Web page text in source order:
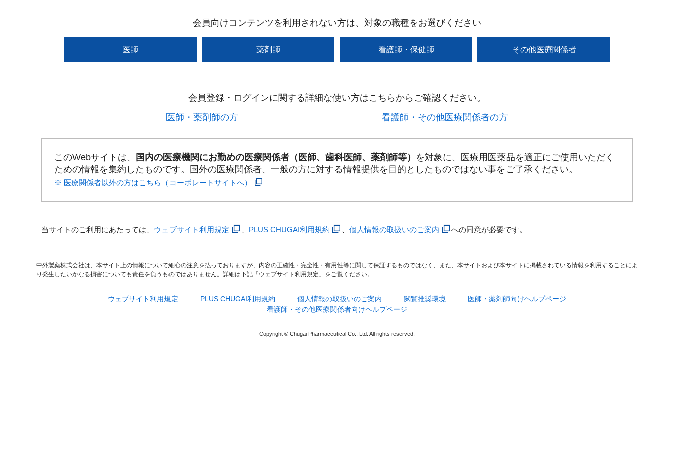
会員向けコンテンツを利用されない方は、対象の職種をお選びください
医師 薬剤師 看護師・保健師 その他医療関係者
会員登録・ログインに関する詳細な使い方はこちらからご確認ください。​
医師・薬剤師の方​
看護師・その他医療関係者の方​
このWebサイトは、 国内の医療機関にお勤めの医療関係者（医師、歯科医師、薬剤師等） を対象に、医療用医薬品を適正にご使用いただく
ための情報を集約したものです。国外の医療関係者、一般の方に対する情報提供を目的としたものではない事をご了承ください。
※ 医療関係者以外の方はこちら（コーポレートサイトへ）
当サイトのご利用にあたっては、 ウェブサイト利用規定 PLUS CHUGAI利用規約 、個人情報の取扱いのご案内 への同意が必要です。
中外製薬株式会社は、本サイト上の情報について細心の注意を払っておりますが、内容の正確性・完全性・有用性等に関して保証するものではなく、また、本サイトおよび本サイトに掲載されている情報を利用することによ
り発生したいかなる損害についても責任を負うものではありません。詳細は下記「ウェブサイト利用規定」をご覧ください。
ウェブサイト利用規定 PLUS CHUGAI利用規約 個人情報の取扱いのご案内 閲覧推奨環境
医師・薬剤師向けヘルプページ
看護師・その他医療関係者向けヘルプページ
Copyright © Chugai Pharmaceutical Co., Ltd. All rights reserved.